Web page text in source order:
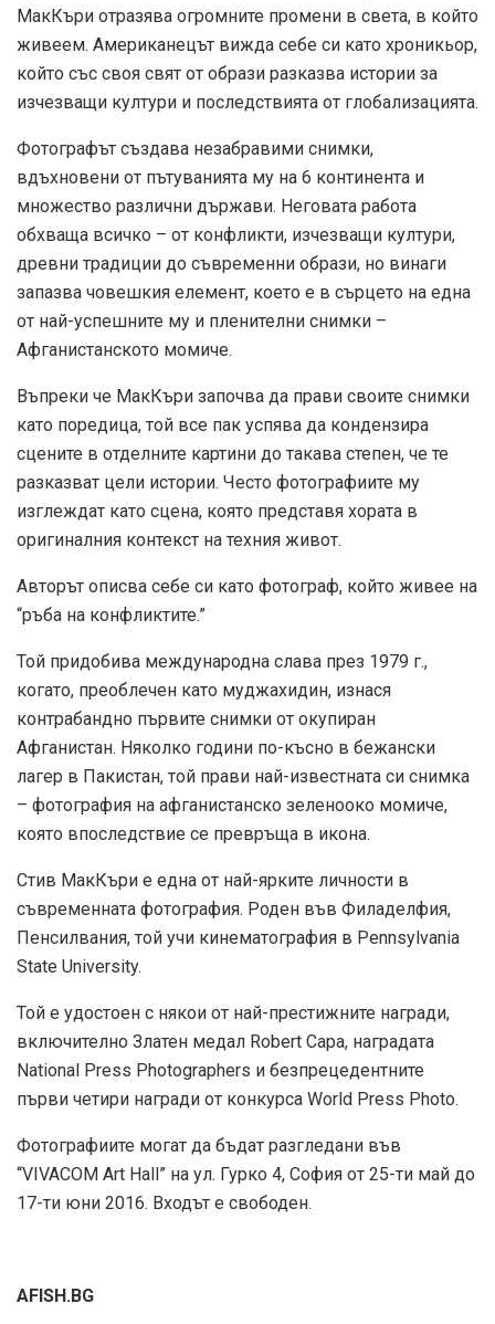
МакКъри отразява огромните промени в света, в който
живеем. Американецът вижда себе си като хроникьор,
който със своя свят от образи разказва истории за
изчезващи култури и последствията от глобализацията.
Фотографът създава незабравими снимки,
вдъхновени от пътуванията му на 6 континента и
множество различни държави. Неговата работа
обхваща всичко – от конфликти, изчезващи култури,
древни традиции до съвременни образи, но винаги
запазва човешкия елемент, което е в сърцето на една
от най-успешните му и пленителни снимки –
Афганистанското момиче.
Въпреки че МакКъри започва да прави своите снимки
като поредица, той все пак успява да кондензира
сцените в отделните картини до такава степен, че те
разказват цели истории. Често фотографиите му
изглеждат като сцена, която представя хората в
оригиналния контекст на техния живот.
Авторът описва себе си като фотограф, който живее на
“ръба на конфликтите.”
Той придобива международна слава през 1979 г.,
когато, преоблечен като муджахидин, изнася
контрабандно първите снимки от окупиран
Афганистан. Няколко години по-късно в бежански
лагер в Пакистан, той прави най-известната си снимка
– фотография на афганистанско зеленооко момиче,
която впоследствие се превръща в икона.
Стив МакКъри е една от най-ярките личности в
съвременната фотография. Роден във Филаделфия,
Пенсилвания, той учи кинематография в Pennsylvania
State University.
Той е удостоен с някои от най-престижните награди,
включително Златен медал Robert Capa, наградата
National Press Photographers и безпрецедентните
първи четири награди от конкурса World Press Photo.
Фотографиите могат да бъдат разгледани във
“VIVACOM Art Hall” на ул. Гурко 4, София от 25-ти май до
17-ти юни 2016. Входът е свободен.
AFISH.BG